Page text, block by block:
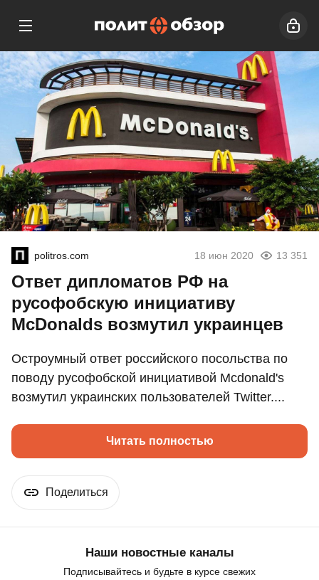
politros.com 18 июн 2020 13 351
Ответ дипломатов РФ на
русофобскую инициативу
McDonalds возмутил украинцев
Остроумный ответ российского посольства по
поводу русофобской инициативой Mcdonald's
возмутил украинских пользователей Twitter....
Читать полностью
Поделиться
Наши новостные каналы
Подписывайтесь и будьте в курсе свежих